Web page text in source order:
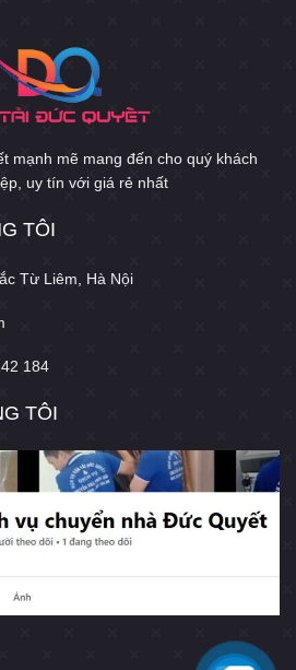
mạnh mẽ mang đến cho quý khách
uy tín với giá rẻ nhất
TÔI
Từ Liêm, Hà Nội
184
TÔI